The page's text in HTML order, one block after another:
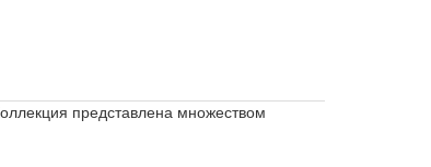
представлена множеством